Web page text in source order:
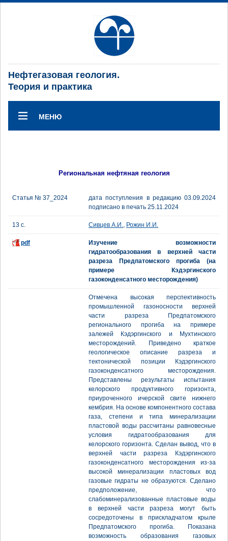
Нефтегазовая геология.
Теория и практика
МЕНЮ
Региональная нефтяная геология
Статья № 37_2024
дата поступления в редакцию 03.09.2024
подписано в печать 25.11.2024
13 с. Сивцев А.И., Рожин И.И.
pdf
Изучение возможности
гидратообразования в верхней части
разреза Предпатомского прогиба (на
примере Кэдэргинского
газоконденсатного месторождения)
Отмечена высокая перспективность
промышленной газоносности верхней
части разреза Предпатомского
регионального прогиба на примере
залежей Кэдэргинского и Мухтинского
месторождений. Приведено краткое
геологическое описание разреза и
тектонической позиции Кэдэргинского
газоконденсатного месторождения.
Представлены результаты испытания
келорского продуктивного горизонта,
приуроченного ичерской свите нижнего
кембрия. На основе компонентного состава
газа, степени и типа минерализации
пластовой воды рассчитаны равновесные
условия гидратообразования для
келорского горизонта. Сделан вывод, что в
верхней части разреза Кэдэргинского
газоконденсатного месторождения из-за
высокой минерализации пластовых вод
газовые гидраты не образуются. Сделано
предположение, что
слабоминерализованные пластовые воды
в верхней части разреза могут быть
сосредоточены в прискладчатом крыле
Предпатомского прогиба. Показана
возможность образования газовых